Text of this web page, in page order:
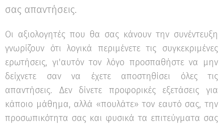
σας απαντήσεις.
Οι αξιολογητές που θα σας κάνουν την συνέντευξη
γνωρίζουν ότι λογικά περιμένετε τις συγκεκριμένες
ερωτήσεις, γι'αυτόν τον λόγο προσπαθήστε να μην
δείχνετε σαν να έχετε αποστηθίσει όλες τις
απαντήσεις. Δεν δίνετε προφορικές εξετάσεις για
κάποιο μάθημα, αλλά «πουλάτε» τον εαυτό σας, την
προσωπικότητα σας και φυσικά τα επιτεύγματα σας